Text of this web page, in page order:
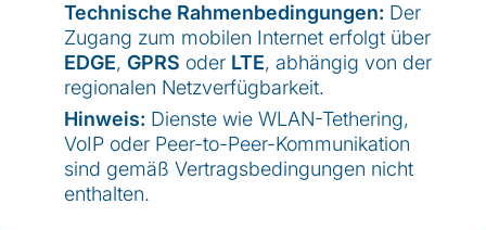
Technische Rahmenbedingungen: Der
Zugang zum mobilen Internet erfolgt über
EDGE, GPRS oder LTE, abhängig von der
regionalen Netzverfügbarkeit.
Hinweis: Dienste wie WLAN-Tethering,
VoIP oder Peer-to-Peer-Kommunikation
sind gemäß Vertragsbedingungen nicht
enthalten.